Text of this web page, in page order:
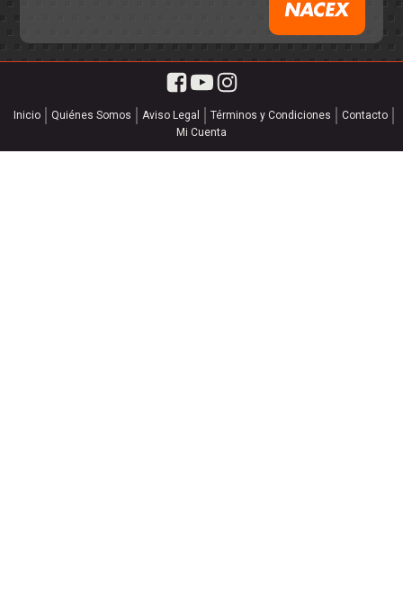
Inicio Quiénes Somos Aviso Legal Términos y Condiciones
Contacto
Mi Cuenta